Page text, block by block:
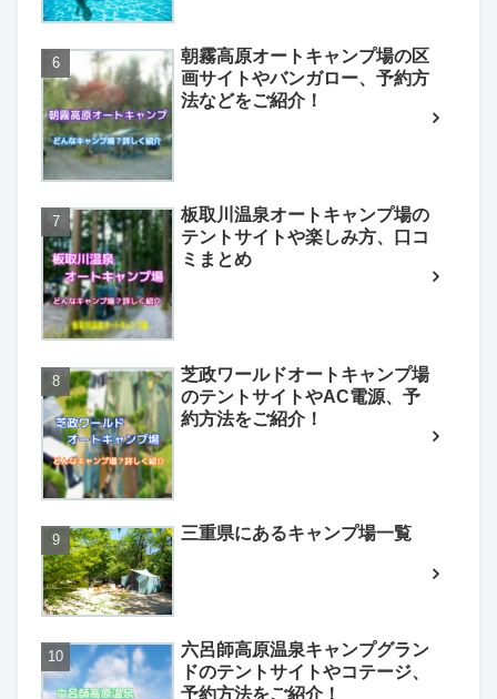
朝霧高原オートキャンプ場の区
画サイトやバンガロー、予約方
法などをご紹介！
板取川温泉オートキャンプ場の
テントサイトや楽しみ方、口コ
ミまとめ
芝政ワールドオートキャンプ場
のテントサイトやAC電源、予
約方法をご紹介！
三重県にあるキャンプ場一覧
六呂師高原温泉キャンプグラン
ドのテントサイトやコテージ、
予約方法をご紹介！